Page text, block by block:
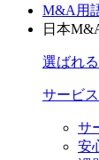
M&A用
日本
選ばれ
サービス
サ
安